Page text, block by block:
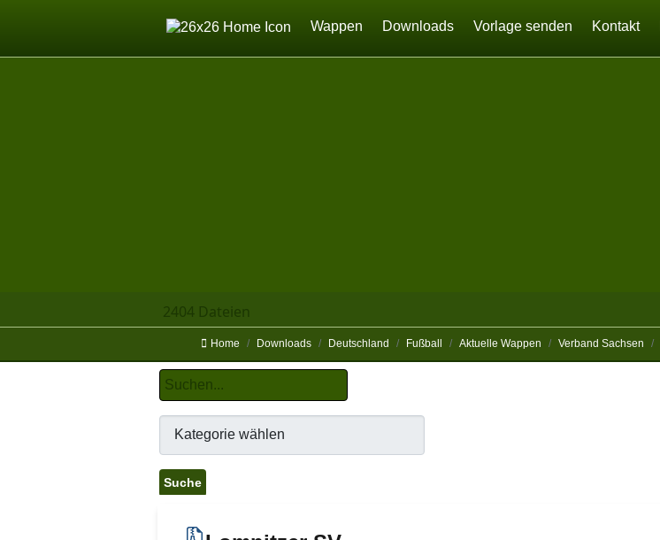
Home
Wappen Downloads Vorlage senden Kontakt
2404 Dateien
Home Downloads Deutschland Fußball Aktuelle Wappen Verband Sachsen